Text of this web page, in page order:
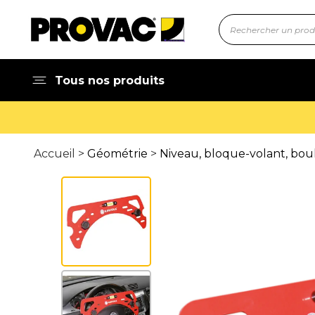
Tous nos produits
Accueil > Géométrie > Niveau, bloque-volant,